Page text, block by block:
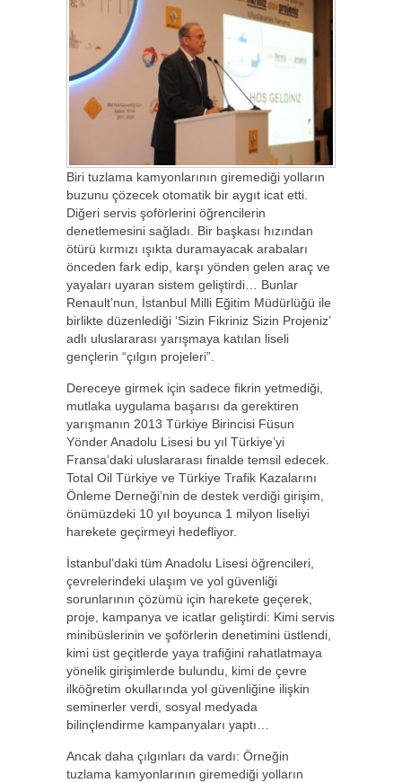
Biri tuzlama kamyonlarının giremediği yolların
buzunu çözecek otomatik bir aygıt icat etti.
Diğeri servis şoförlerini öğrencilerin
denetlemesini sağladı. Bir başkası hızından
ötürü kırmızı ışıkta duramayacak arabaları
önceden fark edip, karşı yönden gelen araç ve
yayaları uyaran sistem geliştirdi… Bunlar
Renault’nun, İstanbul Milli Eğitim Müdürlüğü ile
birlikte düzenlediği ‘Sizin Fikriniz Sizin Projeniz’
adlı uluslararası yarışmaya katılan liseli
gençlerin “çılgın projeleri”.
Dereceye girmek için sadece fikrin yetmediği,
mutlaka uygulama başarısı da gerektiren
yarışmanın 2013 Türkiye Birincisi Füsun
Yönder Anadolu Lisesi bu yıl Türkiye’yi
Fransa’daki uluslararası finalde temsil edecek.
Total Oil Türkiye ve Türkiye Trafik Kazalarını
Önleme Derneği’nin de destek verdiği girişim,
önümüzdeki 10 yıl boyunca 1 milyon liseliyi
harekete geçirmeyi hedefliyor.
İstanbul’daki tüm Anadolu Lisesi öğrencileri,
çevrelerindeki ulaşım ve yol güvenliği
sorunlarının çözümü için harekete geçerek,
proje, kampanya ve icatlar geliştirdi: Kimi servis
minibüslerinin ve şoförlerin denetimini üstlendi,
kimi üst geçitlerde yaya trafiğini rahatlatmaya
yönelik girişimlerde bulundu, kimi de çevre
ilköğretim okullarında yol güvenliğine ilişkin
seminerler verdi, sosyal medyada
bilinçlendirme kampanyaları yaptı…
Ancak daha çılgınları da vardı: Örneğin
tuzlama kamyonlarının giremediği yolların